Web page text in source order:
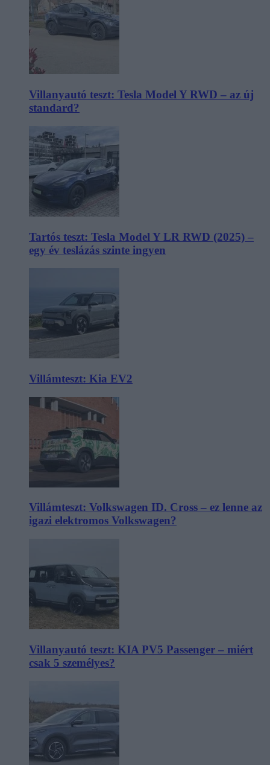
Villanyautó teszt: Tesla Model Y RWD – az új
standard?
Tartós teszt: Tesla Model Y LR RWD (2025) –
egy év teslázás szinte ingyen
Villámteszt: Kia EV2
Villámteszt: Volkswagen ID. Cross – ez lenne az
igazi elektromos Volkswagen?
Villanyautó teszt: KIA PV5 Passenger – miért
csak 5 személyes?